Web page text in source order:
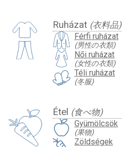
Ruházat (衣料品)
Férfi ruházat
(男性の衣類)
Női ruházat
(女性の衣類)
Téli ruházat
(冬服)
Étel (食べ物)
Gyümölcsök
(果物)
Zöldségek